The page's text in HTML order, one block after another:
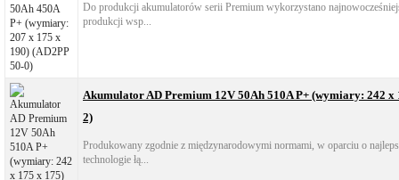
Do produkcji akumulatorów serii Premium wykorzystano
produkcji wsp...
Akumulator AD Premium 12V 50Ah 510A P+ (wymiary: 242 x
2)
Produkowany zgodnie z międzynarodowymi normami, w oparciu o
technologie łą...